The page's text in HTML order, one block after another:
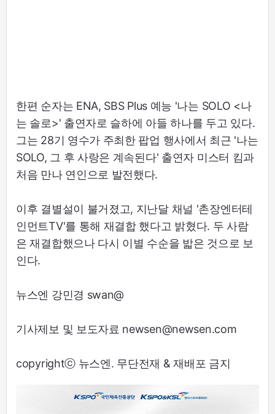
한편 순자는 ENA, SBS Plus 예능 '나는 SOLO <나
는 솔로>' 출연자로 슬하에 아들 하나를 두고 있다.
그는 28기 영수가 주최한 팝업 행사에서 최근 '나는
SOLO, 그 후 사랑은 계속된다' 출연자 미스터 킴과
처음 만나 연인으로 발전했다.
이후 결별설이 불거졌고, 지난달 채널 '촌장엔터테
인먼트TV'를 통해 재결합 했다고 밝혔다. 두 사람
은 재결합했으나 다시 이별 수순을 밟은 것으로 보
인다.
뉴스엔 강민경 swan@
기사제보 및 보도자료 newsen@newsen.com
copyrightⓒ 뉴스엔. 무단전재 & 재배포 금지